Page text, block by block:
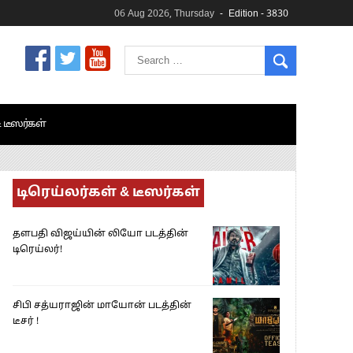
06 Aug 2026, Thursday Edition - 3830
டீஸர்கள்
டிரெய்லர்கள் & டீஸர்கள்
தளபதி விஜய்யின் லியோ படத்தின்
டிரெய்லர்!
சிபி சத்யராஜின் மாயோன் படத்தின்
டீசர் !